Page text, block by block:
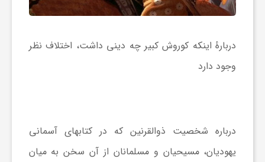
دربارهٔ اینکه کوروش کبیر چه دینی داشت، اختلاف نظر
وجود دارد
درباره شخصیت ذوالقرنین که در کتابهای آسمانی
یهودیان، مسیحیان و مسلمانان از آن سخن به میان